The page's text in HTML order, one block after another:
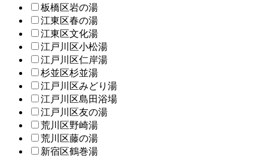
板橋区岩の湯
江東区春の湯
江東区文化湯
江戸川区小松湯
江戸川区仁岸湯
杉並区杉並湯
江戸川区みどり湯
江戸川区島田浴場
江戸川区友の湯
荒川区野崎湯
荒川区藤の湯
新宿区鶴巻湯